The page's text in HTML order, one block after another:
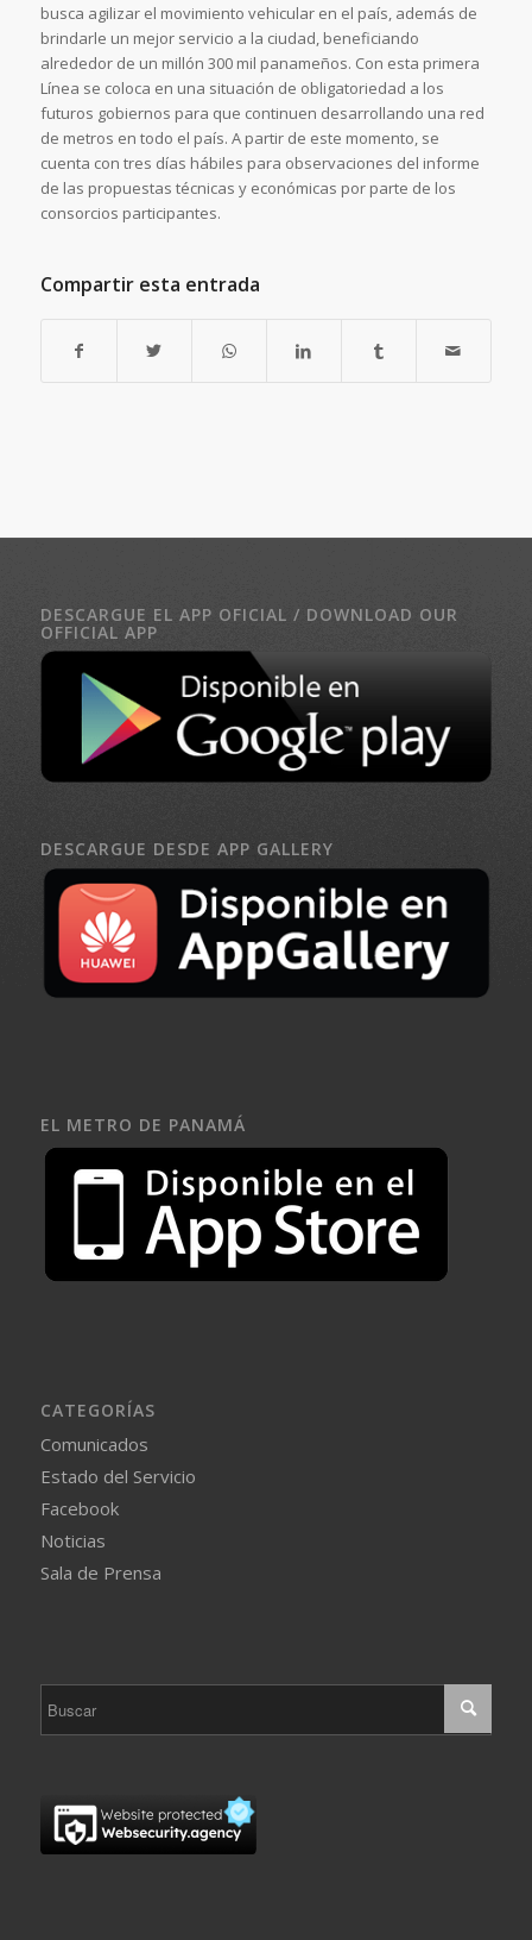
busca agilizar el movimiento vehicular en el país, además de
brindarle un mejor servicio a la ciudad, beneficiando
alrededor de un millón 300 mil panameños. Con esta primera
Línea se coloca en una situación de obligatoriedad a los
futuros gobiernos para que continuen desarrollando una red
de metros en todo el país. A partir de este momento, se
cuenta con tres días hábiles para observaciones del informe
de las propuestas técnicas y económicas por parte de los
consorcios participantes.
Compartir esta entrada
DESCARGUE EL APP OFICIAL / DOWNLOAD OUR
OFFICIAL APP
DESCARGUE DESDE APP GALLERY
EL METRO DE PANAMÁ
CATEGORÍAS
Comunicados
Estado del Servicio
Facebook
Noticias
Sala de Prensa